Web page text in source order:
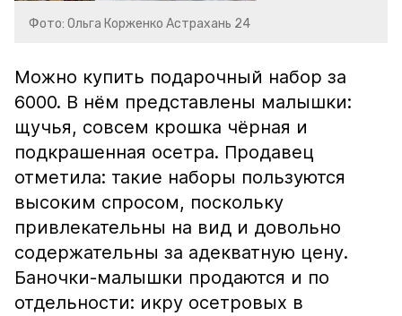
Фото: Ольга Корженко Астрахань 24
Можно купить подарочный набор за
6000. В нём представлены малышки:
щучья, совсем крошка чёрная и
подкрашенная осетра. Продавец
отметила: такие наборы пользуются
высоким спросом, поскольку
привлекательны на вид и довольно
содержательны за адекватную цену.
Баночки-малышки продаются и по
отдельности: икру осетровых в